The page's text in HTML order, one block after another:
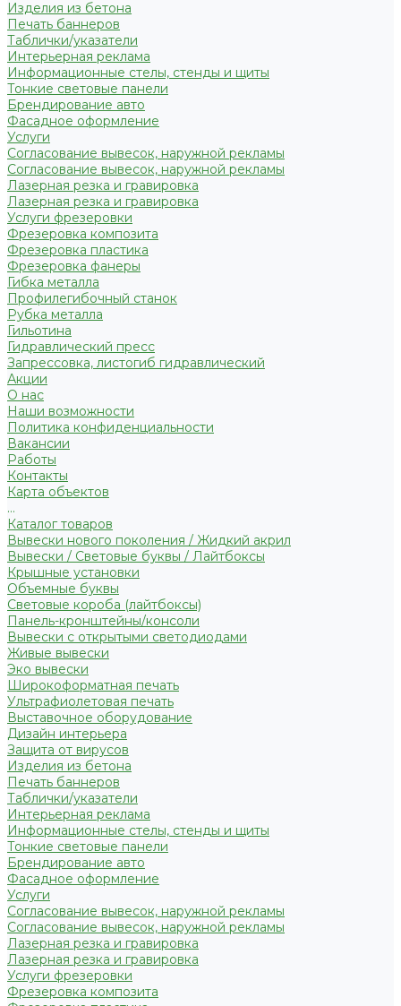
Изделия из бетона
Печать баннеров
Таблички/указатели
Интерьерная реклама
Информационные стелы, стенды и щиты
Тонкие световые панели
Брендирование авто
Фасадное оформление
Услуги
Согласование вывесок, наружной рекламы
Согласование вывесок, наружной рекламы
Лазерная резка и гравировка
Лазерная резка и гравировка
Услуги фрезеровки
Фрезеровка композита
Фрезеровка пластика
Фрезеровка фанеры
Гибка металла
Профилегибочный станок
Рубка металла
Гильотина
Гидравлический пресс
Запрессовка, листогиб гидравлический
Акции
О нас
Наши возможности
Политика конфиденциальности
Вакансии
Работы
Контакты
Карта объектов
...
Каталог товаров
Вывески нового поколения / Жидкий акрил
Вывески / Световые буквы / Лайтбоксы
Крышные установки
Объемные буквы
Световые короба (лайтбоксы)
Панель-кронштейны/консоли
Вывески с открытыми светодиодами
Живые вывески
Эко вывески
Широкоформатная печать
Ультрафиолетовая печать
Выставочное оборудование
Дизайн интерьера
Защита от вирусов
Изделия из бетона
Печать баннеров
Таблички/указатели
Интерьерная реклама
Информационные стелы, стенды и щиты
Тонкие световые панели
Брендирование авто
Фасадное оформление
Услуги
Согласование вывесок, наружной рекламы
Согласование вывесок, наружной рекламы
Лазерная резка и гравировка
Лазерная резка и гравировка
Услуги фрезеровки
Фрезеровка композита